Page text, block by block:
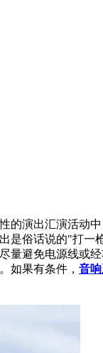
的演出汇演活动
俗话说的"打一
量避免电源线或
如果有条件， 音